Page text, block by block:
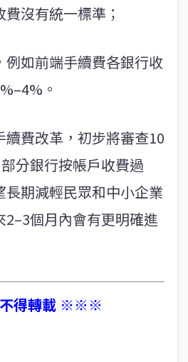
沒有統一標準；
例如前端手續費各銀行收
。
續費改革，初步將審查10
分銀行按帳戶收費過
長期減輕民眾和中小企業
2–3個月內會有更明確進
得轉載 ※※※